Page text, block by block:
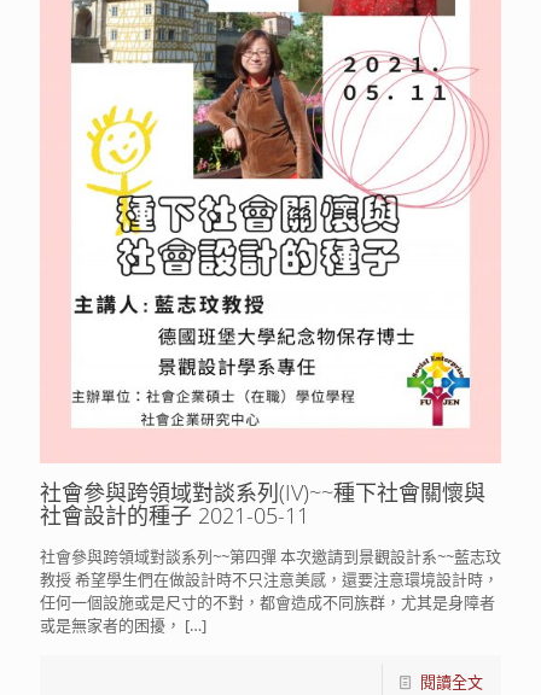
社會參與跨領域對談系列(IV)~~種下社會關懷與
社會設計的種子 2021-05-11
社會參與跨領域對談系列~~第四彈 本次邀請到景觀設計系~~藍志玟
教授 希望學生們在做設計時不只注意美感，還要注意環境設計時，
任何一個設施或是尺寸的不對，都會造成不同族群，尤其是身障者
或是無家者的困擾， […]
閱讀全文